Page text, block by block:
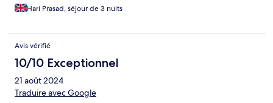
Hari Prasad, séjour de 3 nuits
Avis vérifié
10/10 Exceptionnel
21 août 2024
Traduire avec Google